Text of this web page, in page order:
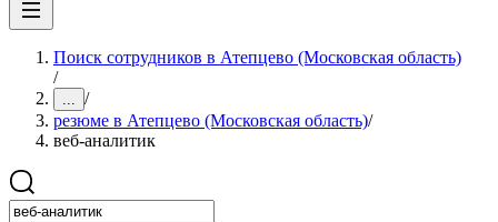
Поиск сотрудников в Атепцево (Московская область)
/
... /
резюме в Атепцево (Московская область)/
веб-аналитик